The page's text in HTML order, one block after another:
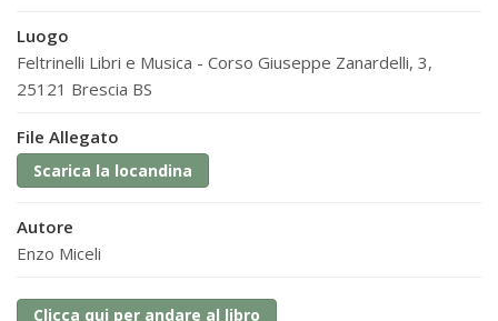
Luogo
Feltrinelli Libri e Musica - Corso Giuseppe Zanardelli, 3,
25121 Brescia BS
File Allegato
Scarica la locandina
Autore
Enzo Miceli
Clicca qui per andare al libro